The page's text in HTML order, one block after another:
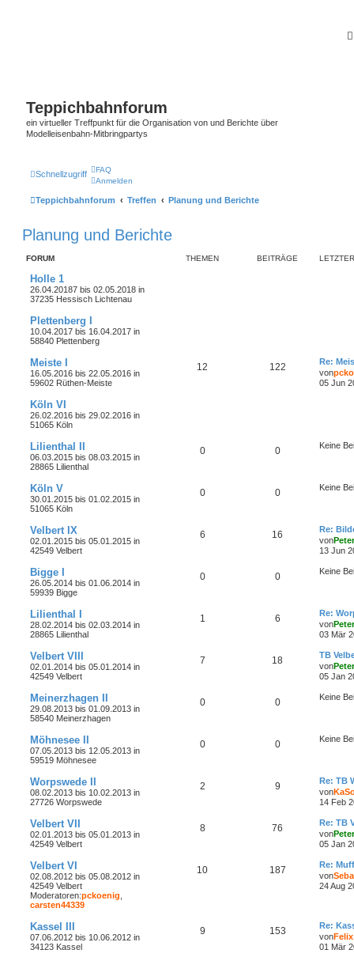
Teppichbahnforum
ein virtueller Treffpunkt für die Organisation von und Berichte über
Modelleisenbahn-Mitbringpartys
Schnellzugriff
FAQ
Anmelden
Teppichbahnforum Treffen Planung und Berichte
Planung und Berichte
FORUM THEMEN BEITRÄGE
Holle 1
26.04.20187 bis 02.05.2018 in
37235 Hessisch Lichtenau
Plettenberg I
10.04.2017 bis 16.04.2017 in
58840 Plettenberg
Meiste I
16.05.2016 bis 22.05.2016 in
59602 Rüthen-Meiste
12 122
Re:
von
05 Jun
Köln VI
26.02.2016 bis 29.02.2016 in
51065 Köln
Lilienthal II
06.03.2015 bis 08.03.2015 in
28865 Lilienthal
0 0 Keine
Köln V
30.01.2015 bis 01.02.2015 in
51065 Köln
0 0 Keine
Velbert IX
02.01.2015 bis 05.01.2015 in
42549 Velbert
6 16
Re:
von
13 Jun
Bigge I
26.05.2014 bis 01.06.2014 in
59939 Bigge
0 0 Keine
Lilienthal I
28.02.2014 bis 02.03.2014 in
28865 Lilienthal
1 6
Re:
von
03 Mär
Velbert VIII
02.01.2014 bis 05.01.2014 in
42549 Velbert
7 18
TB
von
05 Jan
Meinerzhagen II
29.08.2013 bis 01.09.2013 in
58540 Meinerzhagen
0 0 Keine
Möhnesee II
07.05.2013 bis 12.05.2013 in
59519 Möhnesee
0 0 Keine
Worpswede II
08.02.2013 bis 10.02.2013 in
27726 Worpswede
2 9
Re: TB
von
14 Feb
Velbert VII
02.01.2013 bis 05.01.2013 in
42549 Velbert
8 76
Re: TB
von
05 Jan
Velbert VI
02.08.2012 bis 05.08.2012 in
42549 Velbert
Moderatoren:pckoenig
carsten44339
10 187
Re:
von
24 Aug
Kassel III
07.06.2012 bis 10.06.2012 in
34123 Kassel
9 153
Re:
vonFelix
01 Mär